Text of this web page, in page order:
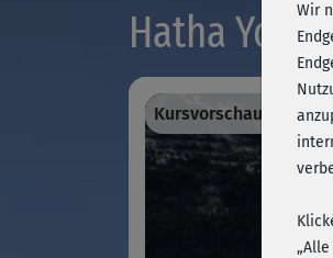
Hatha
Kursvorschau -
Wir